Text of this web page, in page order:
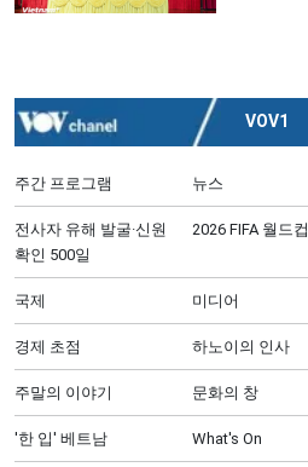
VOV1
주간 프로그램 뉴스
전사자 유해 발굴·신원
확인 500일
2026 FIFA 월드컵
국제 미디어
경제 초점 하노이의 인사
주말의 이야기 문화의 창
'한 입' 베트남 What's On